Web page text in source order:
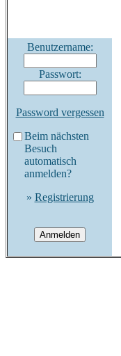
Benutzername:
Passwort:
Password vergessen
Beim nächsten
Besuch
automatisch
anmelden?
» Registrierung